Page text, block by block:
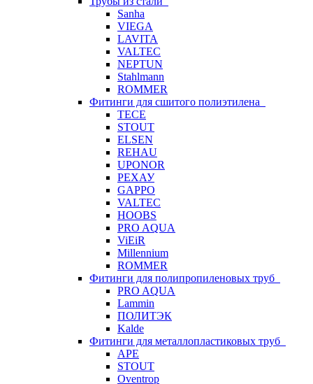
Sanha
VIEGA
LAVITA
VALTEC
NEPTUN
Stahlmann
ROMMER
Фитинги для сшитого полиэтилена
TECE
STOUT
ELSEN
REHAU
UPONOR
РЕХАУ
GAPPO
VALTEC
HOOBS
PRO AQUA
ViEiR
Millennium
ROMMER
Фитинги для полипропиленовых труб
PRO AQUA
Lammin
ПОЛИТЭК
Kalde
Фитинги для металлопластиковых труб
APE
STOUT
Oventrop